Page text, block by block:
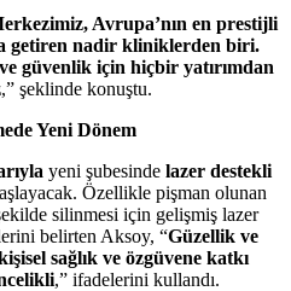
Avrupa’nın en prestijli
getiren nadir kliniklerden biri.
güvenlik için hiçbir yatırımdan
,” şeklinde konuştu.
Yeni Dönem
yeni şubesinde lazer destekli
Özellikle pişman olunan
silinmesi için gelişmiş lazer
belirten Aksoy, “Güzellik ve
sağlık ve özgüvene katkı
,” ifadelerini kullandı.